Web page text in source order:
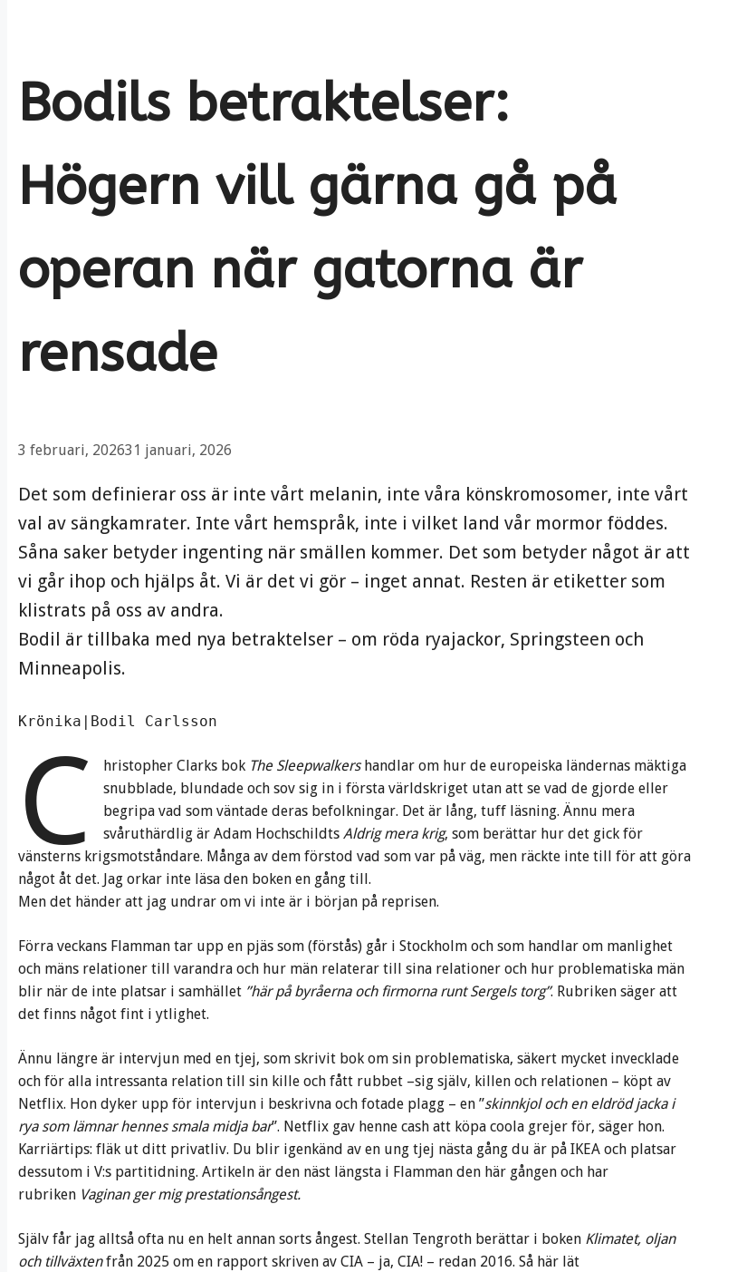
Bodils betraktelser:
Högern vill gärna gå på
operan när gatorna är
rensade
3 februari, 202631 januari, 2026
Det som definierar oss är inte vårt melanin, inte våra könskromosomer, inte vårt
val av sängkamrater. Inte vårt hemspråk, inte i vilket land vår mormor föddes.
Såna saker betyder ingenting när smällen kommer. Det som betyder något är att
vi går ihop och hjälps åt. Vi är det vi gör – inget annat. Resten är etiketter som
klistrats på oss av andra.
Bodil är tillbaka med nya betraktelser – om röda ryajackor, Springsteen och
Minneapolis.
Krönika|Bodil Carlsson
C hristopher Clarks bok The Sleepwalkers handlar om hur de europeiska ländernas mäktiga
snubblade, blundade och sov sig in i första världskriget utan att se vad de gjorde eller
begripa vad som väntade deras befolkningar. Det är lång, tuff läsning. Ännu mera
svåruthärdlig är Adam HochschildtsAldrig mera krig, som berättar hur det gick för
vänsterns krigsmotståndare. Många av dem förstod vad som var på väg, men räckte inte till för att göra
något åt det. Jag orkar inte läsa den boken en gång till.
Men det händer att jag undrar om vi inte är i början på reprisen.
Förra veckans Flamman tar upp en pjäs som (förstås) går i Stockholm och som handlar om manlighet
och mäns relationer till varandra och hur män relaterar till sina relationer och hur problematiska män
blir när de inte platsar i samhället ”här på byråerna och firmorna runt Sergels torg”. Rubriken säger att
det finns något fint i ytlighet.
Ännu längre är intervjun med en tjej, som skrivit bok om sin problematiska, säkert mycket invecklade
och för alla intressanta relation till sin kille och fått rubbet –sig själv, killen och relationen – köpt av
Netflix. Hon dyker upp för intervjun i beskrivna och fotade plagg – en ”skinnkjol och en eldröd jacka i
rya som lämnar hennes smala midja bar”. Netflix gav henne cash att köpa coola grejer för, säger hon.
Karriärtips: fläk ut ditt privatliv. Du blir igenkänd av en ung tjej nästa gång du är på IKEA och platsar
dessutom i V:s partitidning. Artikeln är den näst längsta i Flamman den här gången och har
rubriken Vaginan ger mig prestationsångest.
Själv får jag alltså ofta nu en helt annan sorts ångest. Stellan Tengroth berättar i boken Klimatet, oljan
och tillväxtenfrån 2025 om en rapport skriven av CIA – ja, CIA! – redan 2016. Så här lät